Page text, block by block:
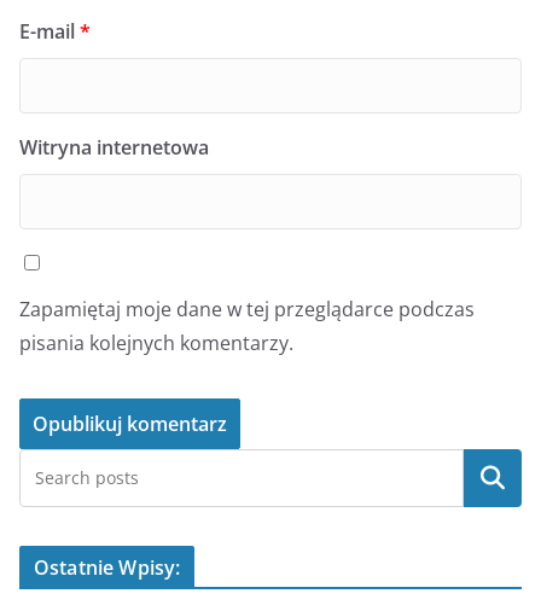
E-mail*
Witryna internetowa
Zapamiętaj moje dane w tej przeglądarce podczas
pisania kolejnych komentarzy.
Szukaj
Ostatnie Wpisy: